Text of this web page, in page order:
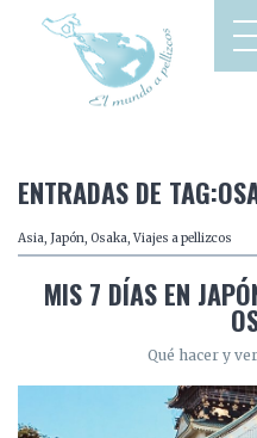
ENTRADAS DE
Asia, Japón, Osaka, Viajes a pellizcos
MIS 7 DÍAS EN
Qué hacer y